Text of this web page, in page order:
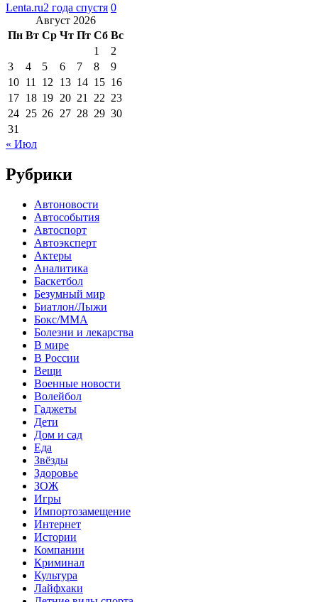
Lenta.ru2 года спустя 0
Август 2026
Пн Вт Ср Чт Пт Сб Вс
1
2
3
4 5 6 7 8
9
10 11 12 13 14 15 16
17 18 19 20 21 22 23
24 25 26 27 28 29 30
31
« Июл
Рубрики
Автоновости
Автособытия
Автоспорт
Автоэксперт
Актеры
Аналитика
Баскетбол
Безумный мир
Биатлон/Лыжи
Бокс/MMA
Болезни и лекарства
В мире
В России
Вещи
Военные новости
Волейбол
Гаджеты
Дети
Дом и сад
Еда
Звёзды
Здоровье
ЗОЖ
Игры
Импортозамещение
Интернет
Истории
Компании
Криминал
Культура
Лайфхаки